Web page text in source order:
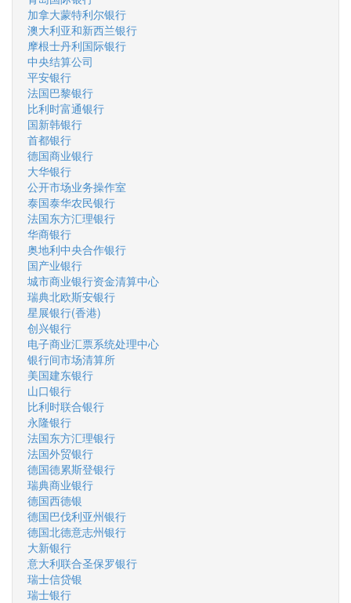
加拿大蒙特利尔银行
澳大利亚和新西兰银行
摩根士丹利国际银行
中央结算公司
平安银行
法国巴黎银行
比利时富通银行
国新韩银行
首都银行
德国商业银行
大华银行
公开市场业务操作室
泰国泰华农民银行
法国东方汇理银行
华商银行
奥地利中央合作银行
国产业银行
城市商业银行资金清算中心
瑞典北欧斯安银行
星展银行(香港)
创兴银行
电子商业汇票系统处理中心
银行间市场清算所
美国建东银行
山口银行
比利时联合银行
永隆银行
法国东方汇理银行
法国外贸银行
德国德累斯登银行
瑞典商业银行
德国西德银
德国巴伐利亚州银行
德国北德意志州银行
大新银行
意大利联合圣保罗银行
瑞士信贷银
瑞士银行